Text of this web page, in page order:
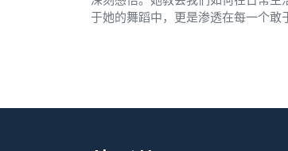
于她的舞蹈中，更是渗透在每一个敢